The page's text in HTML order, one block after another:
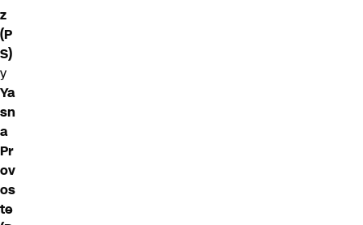
z
(P
S)
y
Ya
sn
a
Pr
ov
os
te